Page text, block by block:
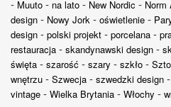
- Muuto - na lato - New Nordic - Norm
design - Nowy Jork - oświetlenie -
design - polski projekt - porcelana -
restauracja - skandynawski design -
święta - szarość - szary - szkło -
wnętrzu - Szwecja - szwedzki design -
vintage - Wielka Brytania - Włochy -